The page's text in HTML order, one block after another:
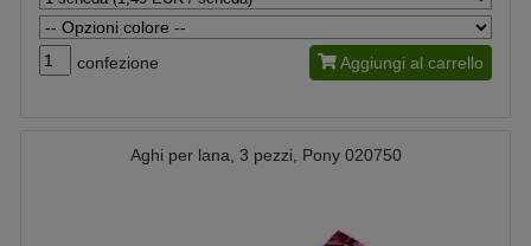
confezione Aggiungi al carrello
Aghi per lana, 3 pezzi, Pony 020750